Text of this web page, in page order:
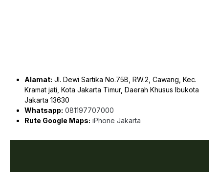
Alamat: Jl. Dewi Sartika No.75B, RW.2, Cawang, Kec.
Kramat jati, Kota Jakarta Timur, Daerah Khusus Ibukota
Jakarta 13630
Whatsapp: 081197707000
Rute Google Maps: iPhone Jakarta